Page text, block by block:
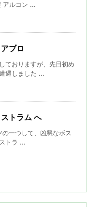
アルコン ...
ブロ
ておりますが、先日初め
遇しました ...
トラム へ
一つして、凶悪なボス
トラ ...